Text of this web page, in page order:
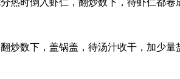
炒数下，盖锅盖，待汤汁收干，加少量